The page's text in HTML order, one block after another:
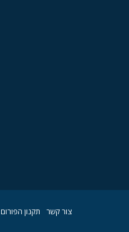
צור קשר תקנון הפורום